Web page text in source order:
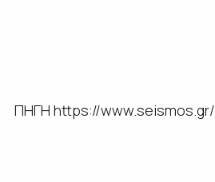
ΠΗΓΗ https://www.seismos.gr/